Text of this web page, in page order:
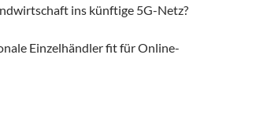
ins künftige 5G-Netz?
Einzelhändler fit für Online-
Fahrsimulator *5G in der Landwirtschaft *